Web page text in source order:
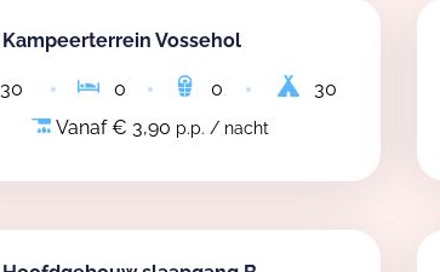
Kampeerterrein Vossehol
30 0 0
30
Vanaf € 3,90 p.p. / nacht